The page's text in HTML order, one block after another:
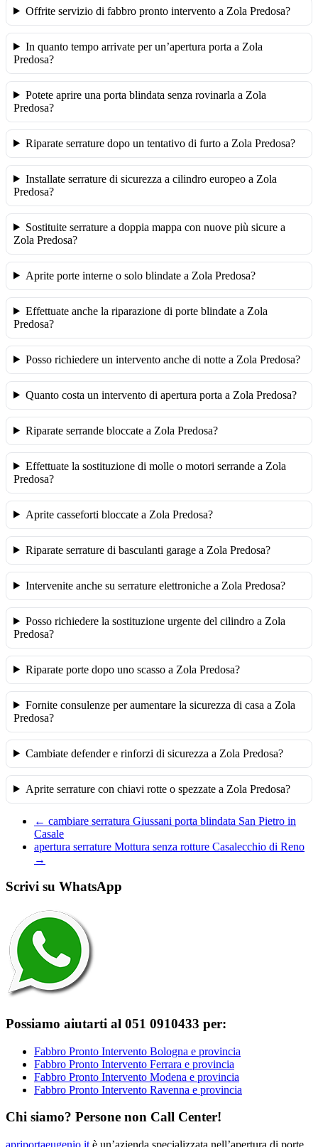
Offrite servizio di fabbro pronto intervento a Zola Predosa?
In quanto tempo arrivate per un’apertura porta a Zola
Predosa?
Potete aprire una porta blindata senza rovinarla a Zola
Predosa?
Riparate serrature dopo un tentativo di furto a Zola Predosa?
Installate serrature di sicurezza a cilindro europeo a Zola
Predosa?
Sostituite serrature a doppia mappa con nuove più sicure a
Zola Predosa?
Aprite porte interne o solo blindate a Zola Predosa?
Effettuate anche la riparazione di porte blindate a Zola
Predosa?
Posso richiedere un intervento anche di notte a Zola Predosa?
Quanto costa un intervento di apertura porta a Zola Predosa?
Riparate serrande bloccate a Zola Predosa?
Effettuate la sostituzione di molle o motori serrande a Zola
Predosa?
Aprite casseforti bloccate a Zola Predosa?
Riparate serrature di basculanti garage a Zola Predosa?
Intervenite anche su serrature elettroniche a Zola Predosa?
Posso richiedere la sostituzione urgente del cilindro a Zola
Predosa?
Riparate porte dopo uno scasso a Zola Predosa?
Fornite consulenze per aumentare la sicurezza di casa a Zola
Predosa?
Cambiate defender e rinforzi di sicurezza a Zola Predosa?
Aprite serrature con chiavi rotte o spezzate a Zola Predosa?
← cambiare serratura Giussani porta blindata San Pietro in
Casale
apertura serrature Mottura senza rotture Casalecchio di Reno
→
Scrivi su WhatsApp
Possiamo aiutarti al 051 0910433 per:
Fabbro Pronto Intervento Bologna e provincia
Fabbro Pronto Intervento Ferrara e provincia
Fabbro Pronto Intervento Modena e provincia
Fabbro Pronto Intervento Ravenna e provincia
Chi siamo? Persone non Call Center!
apriportaeugenio.it è un’azienda specializzata nell’apertura di porte